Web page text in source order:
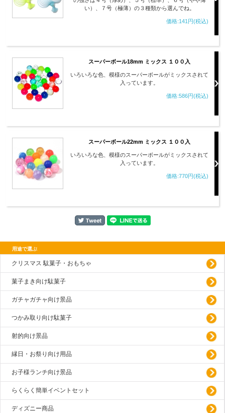
い）、７号（極薄）の３種類から選んでね。
価格:141円(税込)
スーパーボール18mm ミックス １００入
いろいろな色、模様のスーパーボールがミックスされて
入っています。
価格:586円(税込)
スーパーボール22mm ミックス １００入
いろいろな色、模様のスーパーボールがミックスされて
入っています。
価格:770円(税込)
用途で選ぶ
クリスマス 駄菓子・おもちゃ
菓子まき向け駄菓子
ガチャガチャ向け景品
つかみ取り向け駄菓子
射的向け景品
縁日・お祭り向け用品
お子様ランチ向け景品
らくらく簡単イベントセット
ディズニー商品